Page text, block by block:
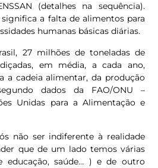
(detalhes na sequência).
a falta de alimentos para
humanas básicas diárias.
27 milhões de toneladas de
em média, a cada ano,
a cadeia alimentar, da produção
dados da FAO/ONU –
Unidas para a Alimentação e
não ser indiferente à realidade
que de um lado temos várias
educação, saúde… ) e de outro